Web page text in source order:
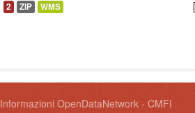
2 ZIP WMS
Informazioni OpenDataNetwork - CMFI